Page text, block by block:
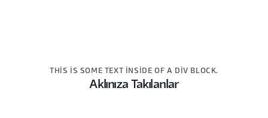
THIS IS SOME TEXT INSIDE OF A DIV BLOCK.
Aklınıza Takılanlar